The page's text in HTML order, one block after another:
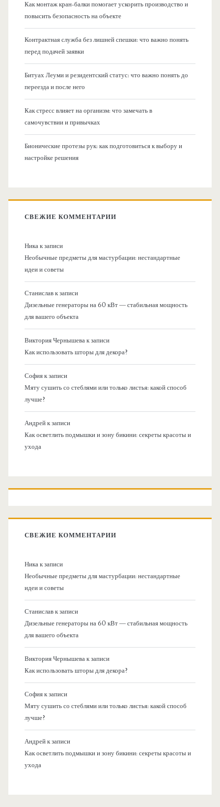
Как монтаж кран-балки помогает ускорить производство и
повысить безопасность на объекте
Контрактная служба без лишней спешки: что важно понять
перед подачей заявки
Битуах Леуми и резидентский статус: что важно понять до
переезда и после него
Как стресс влияет на организм: что замечать в
самочувствии и привычках
Бионические протезы рук: как подготовиться к выбору и
настройке решения
СВЕЖИЕ КОММЕНТАРИИ
Никак записи
Необычные предметы для мастурбации: нестандартные
идеи и советы
Станиславк записи
Дизельные генераторы на 60 кВт — стабильная мощность
для вашего объекта
Виктория Чернышевак записи
Как использовать шторы для декора?
Софияк записи
Мяту сушить со стеблями или только листья: какой способ
лучше?
Андрейк записи
Как осветлить подмышки и зону бикини: секреты красоты и
ухода
СВЕЖИЕ КОММЕНТАРИИ
Никак записи
Необычные предметы для мастурбации: нестандартные
идеи и советы
Станиславк записи
Дизельные генераторы на 60 кВт — стабильная мощность
для вашего объекта
Виктория Чернышевак записи
Как использовать шторы для декора?
Софияк записи
Мяту сушить со стеблями или только листья: какой способ
лучше?
Андрейк записи
Как осветлить подмышки и зону бикини: секреты красоты и
ухода